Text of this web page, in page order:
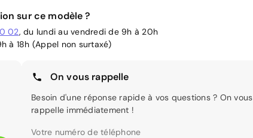
sur ce modèle ?
02, du lundi au vendredi de 9h à 20h
à 18h (Appel non surtaxé)
On vous rappelle
Besoin d'une réponse rapide à vos questions ? On vous
rappelle immédiatement !
Votre numéro de téléphone